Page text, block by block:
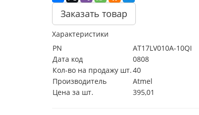
Заказать товар
Характеристики
PN
AT17LV010A-10QI
Дата код
0808
Кол-во на продажу шт.40
Производитель
Atmel
Цена за шт.
395,01